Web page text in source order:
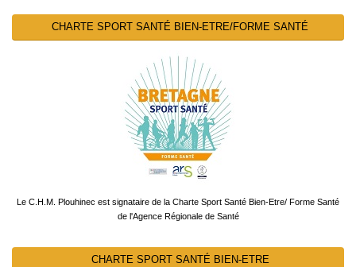
CHARTE SPORT SANTÉ BIEN-ETRE/FORME SANTÉ
Le C.H.M. Plouhinec est signataire de la Charte Sport Santé Bien-Etre/ Forme Santé
de l'Agence Régionale de Santé
CHARTE SPORT SANTÉ BIEN-ETRE